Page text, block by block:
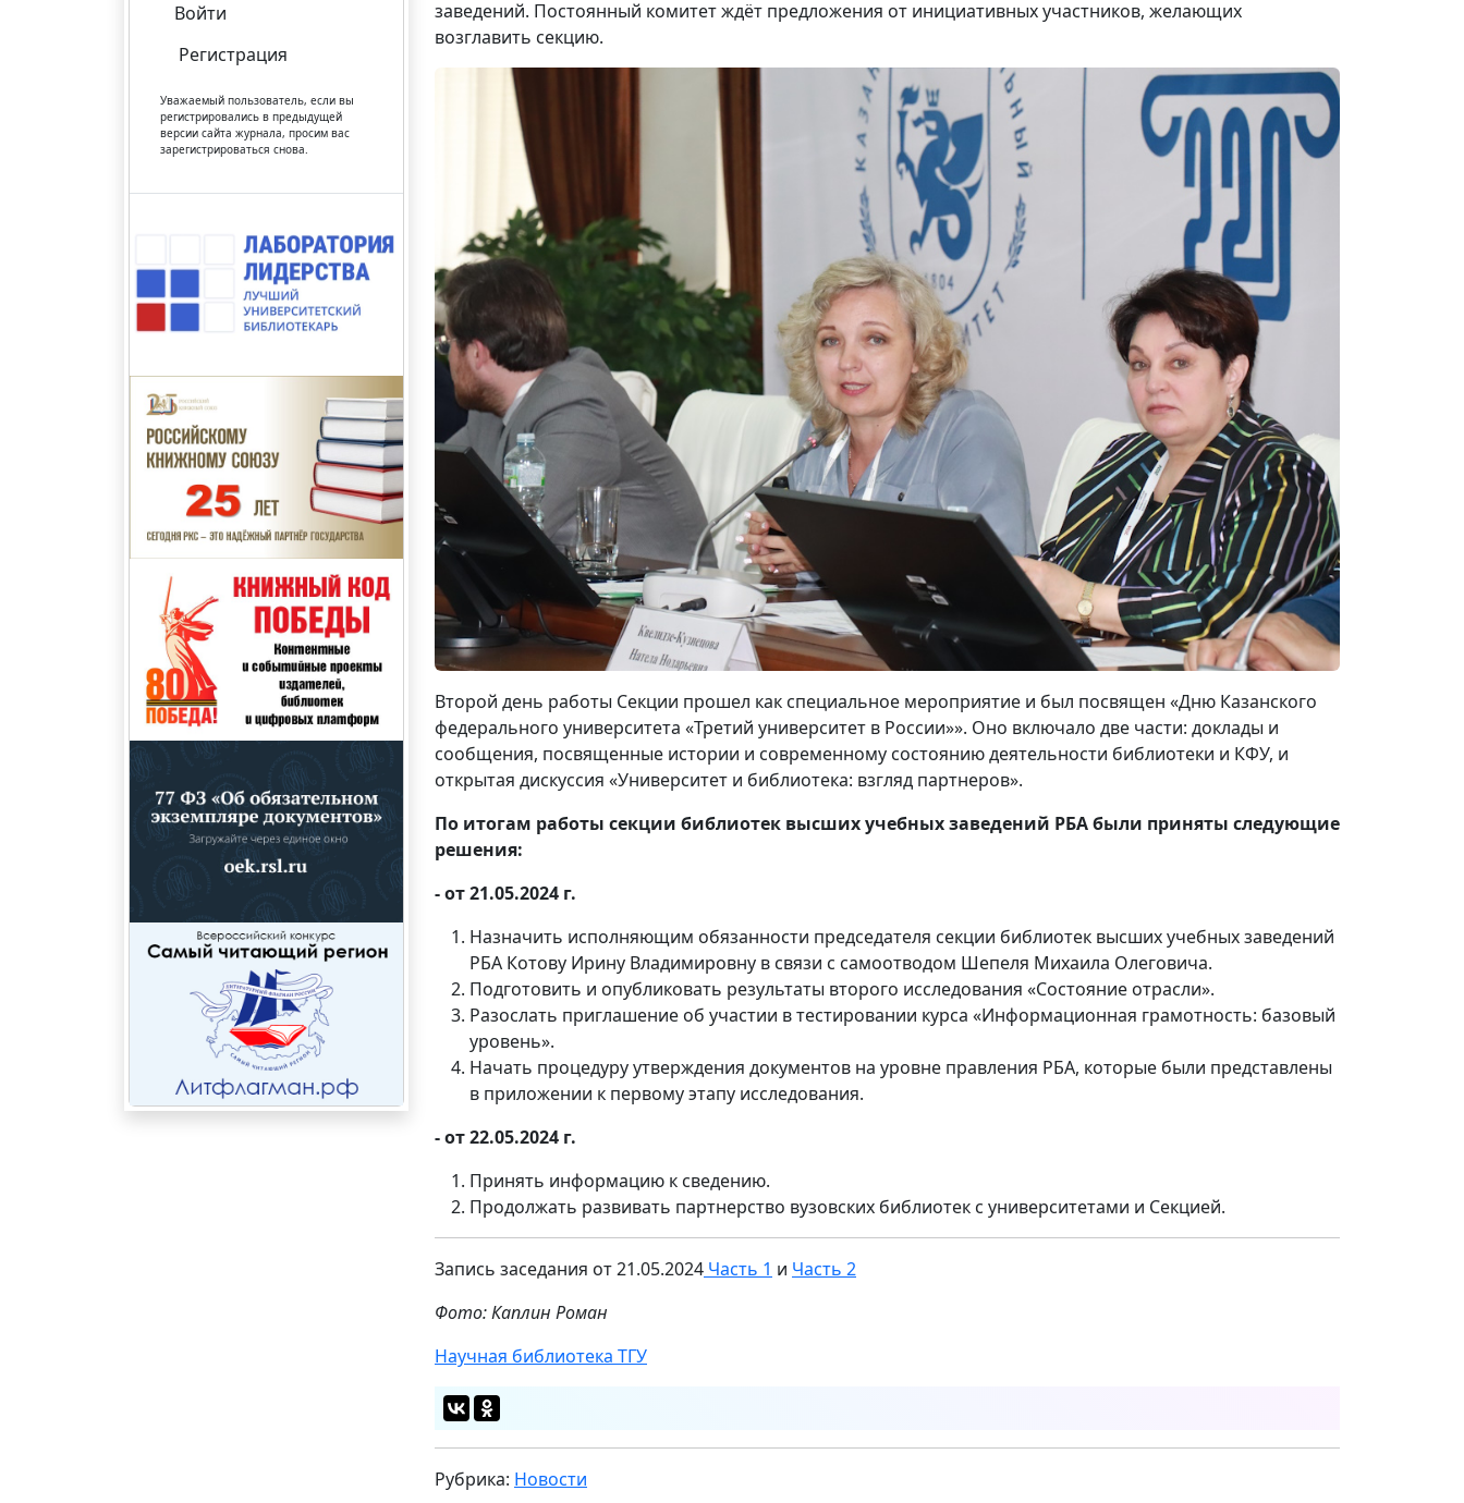
Войти
Регистрация
Уважаемый пользователь, если вы
регистрировались в предыдущей
версии сайта журнала, просим вас
зарегистрироваться снова.
заведений. Постоянный комитет ждёт предложения от инициативных участников, желающих
возглавить секцию.
Второй день работы Секции прошел как специальное мероприятие и был посвящен «Дню Казанского
федерального университета «Третий университет в России»». Оно включало две части: доклады и
сообщения, посвященные истории и современному состоянию деятельности библиотеки и КФУ, и
открытая дискуссия «Университет и библиотека: взгляд партнеров».
По итогам работы секции библиотек высших учебных заведений РБА были приняты следующие
решения:
- от 21.05.2024 г.
Назначить исполняющим обязанности председателя секции библиотек высших учебных заведений
РБА Котову Ирину Владимировну в связи с самоотводом Шепеля Михаила Олеговича.
Подготовить и опубликовать результаты второго исследования «Состояние отрасли».
Разослать приглашение об участии в тестировании курса «Информационная грамотность: базовый
уровень».
Начать процедуру утверждения документов на уровне правления РБА, которые были представлены
в приложении к первому этапу исследования.
-от 22.05.2024 г.
Принять информацию к сведению.
Продолжать развивать партнерство вузовских библиотек с университетами и Секцией.
Запись заседания от 21.05.2024 Часть 1 и Часть 2
Фото: Каплин Роман
Научная библиотека ТГУ
Рубрика: Новости